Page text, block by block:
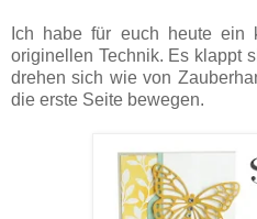
Ich habe für euch heute ein
originellen Technik. Es klappt
drehen sich wie von
die erste Seite bewegen.